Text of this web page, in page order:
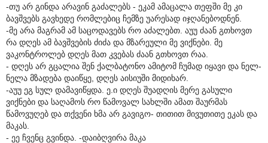
-თუ არ გინდა არავინ გაძალებს - ეკამ ამაცალა თეფში მე კი
ბავშვებს გავხედე რომლებიც ჩემზე უარესად იჯღანებოდნენ.
-მე არა მაგრამ ამ საცოდავებს რო აძალებთ. აუუ ძაან გთხოვთ
რა დღეს ამ ბავშვების ძიძა და მზარეული მე ვიქნები. მე
ვაკონტროლებ დღეს მათ კვებას ძაან გთხოვთ რაა.
- დღეს არ გცალია შენ ქალბატონო ამიტომ ჩუმად იყავი და ნელ-
ნელა მზადება დაიწყე, დღეს აისიუში მიდიხარ.
-აუუ ეგ სულ დამავიწყდა. ე.ი დღეს შუადღის მერე გასული
ვიქნები და საღამოს რო წამოვალ სახლში ამათ შაურმას
წამოვუღებ და თქვენი ხმა არ გავიგო- თითით მივუთითე ეკას და
მაკას.
- ეე ჩვენც გვინდა. -დაიბღვირა მაკა